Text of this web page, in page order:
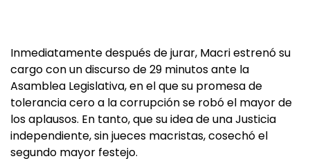
Inmediatamente después de jurar, Macri estrenó su
cargo con un discurso de 29 minutos ante la
Asamblea Legislativa, en el que su promesa de
tolerancia cero a la corrupción se robó el mayor de
los aplausos. En tanto, que su idea de una Justicia
independiente, sin jueces macristas, cosechó el
segundo mayor festejo.